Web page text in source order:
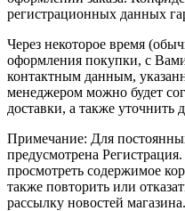
регистрационных данных
Через некоторое время
оформления покупки, с
контактным данным,
менеджером можно будет
доставки, а также уточнить
Примечание: Для
предусмотрена
просмотреть содержимое
также повторить или
рассылку новостей магазина.